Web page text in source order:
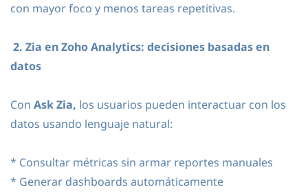
con mayor foco y menos tareas repetitivas.
2. Zia en Zoho Analytics: decisiones basadas en
datos
Con Ask Zia, los usuarios pueden interactuar con los
datos usando lenguaje natural:
* Consultar métricas sin armar reportes manuales
* Generar dashboards automáticamente